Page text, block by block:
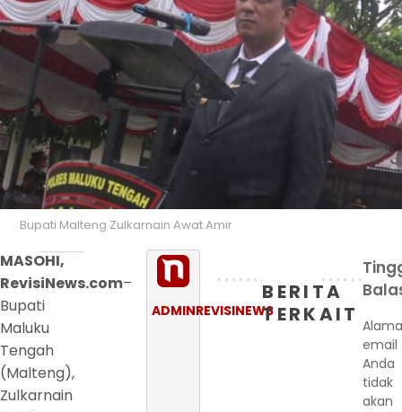
Bupati Malteng Zulkarnain Awat Amir
MASOHI,
RevisiNews.com–
Bupati
Maluku
Tengah
(Malteng),
Zulkarnain
ADMINREVISINEWS
BERITA
TERKAIT
email
Anda
tidak
akan